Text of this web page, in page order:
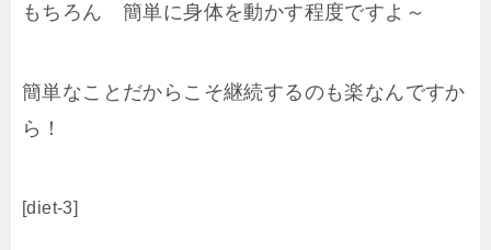
もちろん 簡単に身体を動かす程度ですよ～
簡単なことだからこそ継続するのも楽なんですか
ら！
[diet-3]